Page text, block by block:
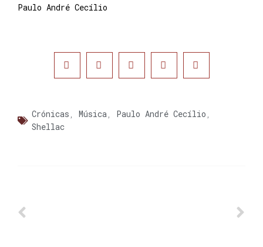
Paulo André Cecílio
Crónicas Música Paulo André Cecílio
Shellac